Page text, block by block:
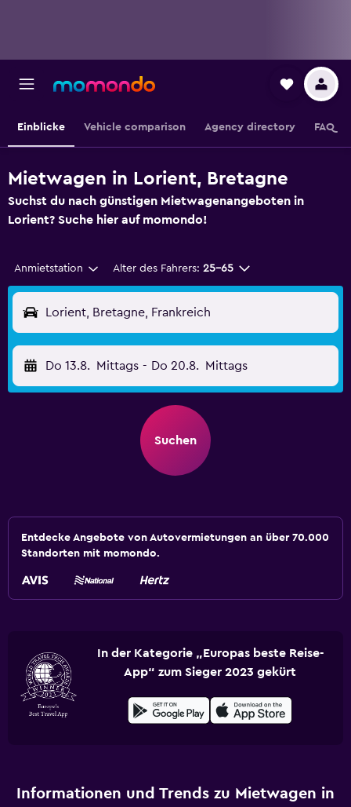
Einblicke Vehicle comparison Agency directory FAQ
Mietwagen in Lorient, Bretagne
Suchst du nach günstigen Mietwagenangeboten in
Lorient? Suche hier auf momondo!
Anmietstation Alter des Fahrers: 25-65
Lorient, Bretagne, Frankreich
Do 13.8. Mittags - Do 20.8. Mittags
Suchen
Entdecke Angebote von Autovermietungen an über 70.000
Standorten mit momondo.
In der Kategorie „Europas beste Reise-
App“ zum Sieger 2023 gekürt
Informationen und Trends zu Mietwagen in